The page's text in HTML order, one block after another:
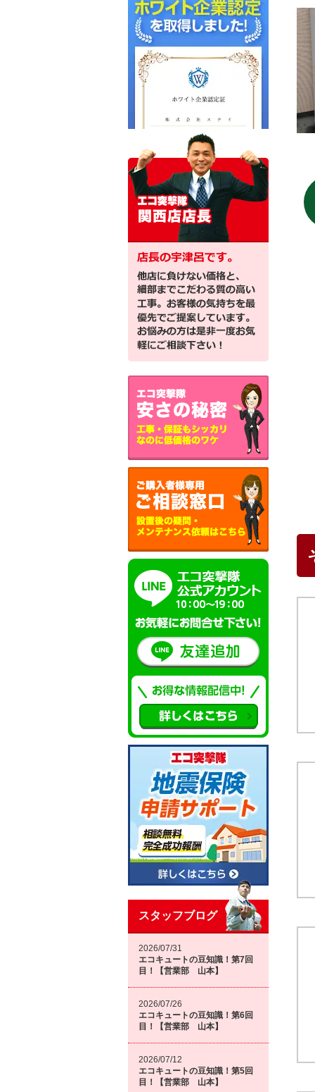
スタッフブログ
2026/07/31
エコキュートの豆知識！第7回
目！【営業部 山本】
2026/07/26
エコキュートの豆知識！第6回
目！【営業部 山本】
2026/07/12
エコキュートの豆知識！第5回
目！【営業部 山本】